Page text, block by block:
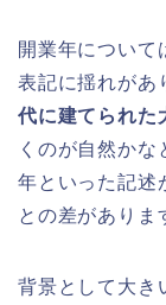
開業年につい
表記に揺れがあ
代に建てられた
くのが自然か
年といった記述
との差がありま
背景として大き